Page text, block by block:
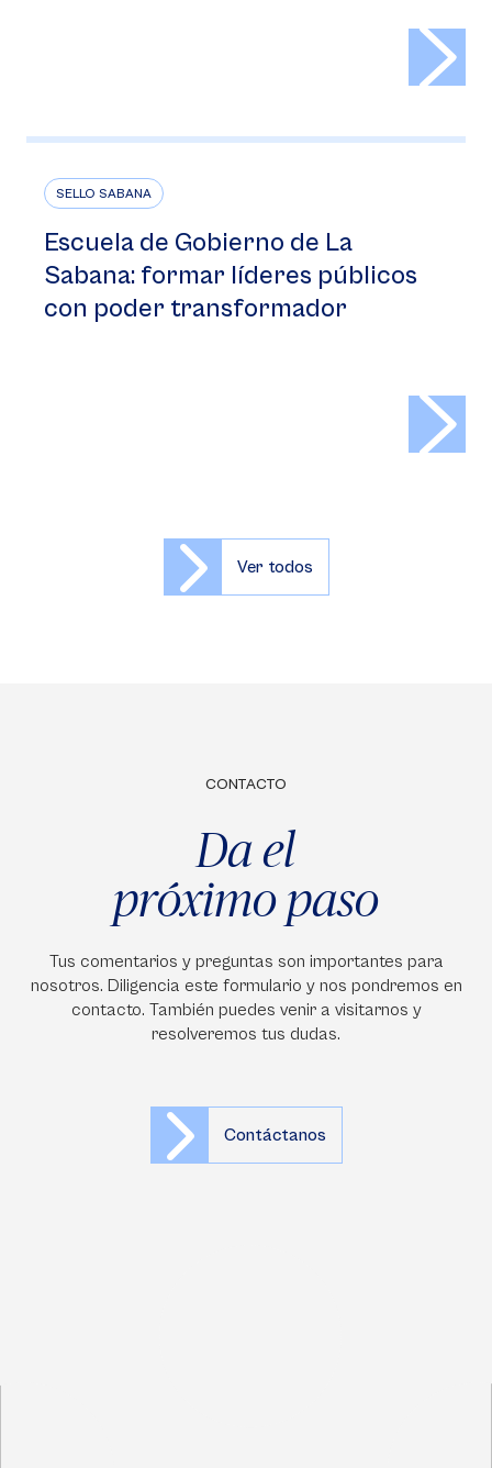
SELLO SABANA
Escuela de Gobierno de La
Sabana: formar líderes públicos
con poder transformador
Ver todos
CONTACTO
Da el
próximo paso
Tus comentarios y preguntas son importantes para
nosotros. Diligencia este formulario y nos pondremos en
contacto. También puedes venir a visitarnos y
resolveremos tus dudas.
Contáctanos